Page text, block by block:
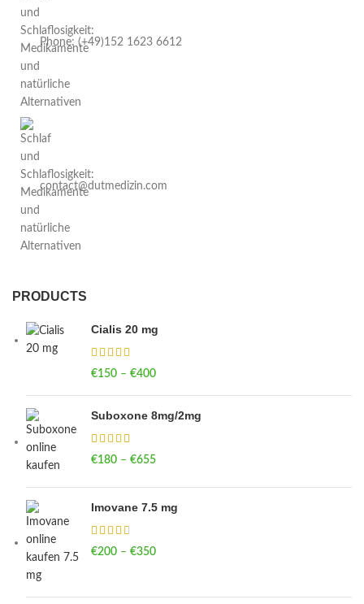
Phone: (+49)152 1623 6612
contact@dutmedizin.com
PRODUCTS
Cialis 20 mg
€150 – €400
Suboxone 8mg/2mg
€180 – €655
Imovane 7.5 mg
€200 – €350